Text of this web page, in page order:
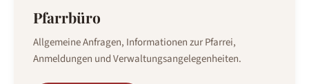
Pfarrbüro
Allgemeine Anfragen, Informationen zur Pfarrei,
Anmeldungen und Verwaltungsangelegenheiten.